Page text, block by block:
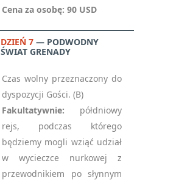
Cena za osobę: 90 USD
DZIEŃ 7
PODWODNY
ŚWIAT GRENADY
Czas wolny przeznaczony do
dyspozycji Gości. (B)
Fakultatywnie: półdniowy
rejs, podczas którego
będziemy mogli wziąć udział
w wycieczce nurkowej z
przewodnikiem po słynnym